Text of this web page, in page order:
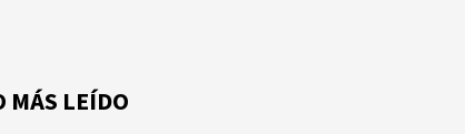
MÁS LEÍDO